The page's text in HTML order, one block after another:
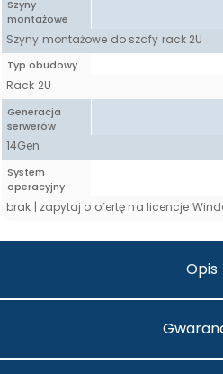
Opis
Szyny
montażowe
Szyny montażowe do szafy rack 2U
Typ obudowy
Rack 2U
Generacja
serwerów
14Gen
System
operacyjny
brak | zapytaj o ofertę na licencje